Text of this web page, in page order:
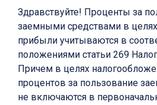
Здравствуйте! Проценты за
заемными средствами в
прибыли учитываются в
положениями статьи 269
Причем в целях
процентов за пользование
не включаются в